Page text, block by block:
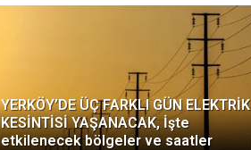
YERKÖY’DE ÜÇ FARKLI GÜN ELEKTRİK
KESİNTİSİ YAŞANACAK, İşte
etkilenecek bölgeler ve saatler